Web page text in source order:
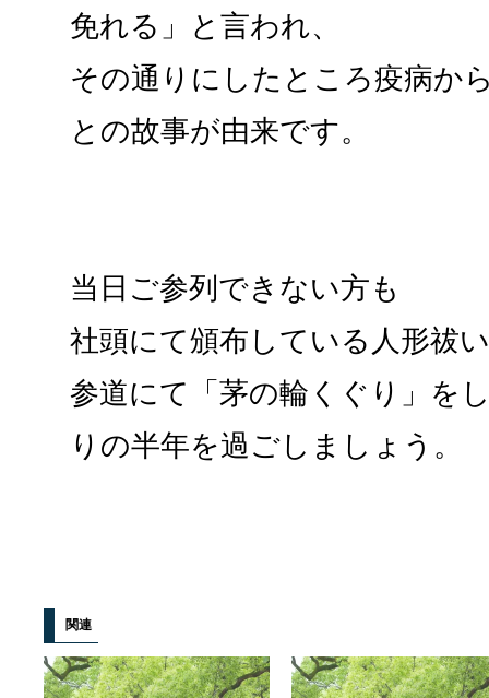
免れる」と言われ、
その通りにしたところ疫病か
との故事が由来です。
当日ご参列できない方も
社頭にて頒布している人形祓
参道にて「茅の輪くぐり」を
りの半年を過ごしましょう。
関連